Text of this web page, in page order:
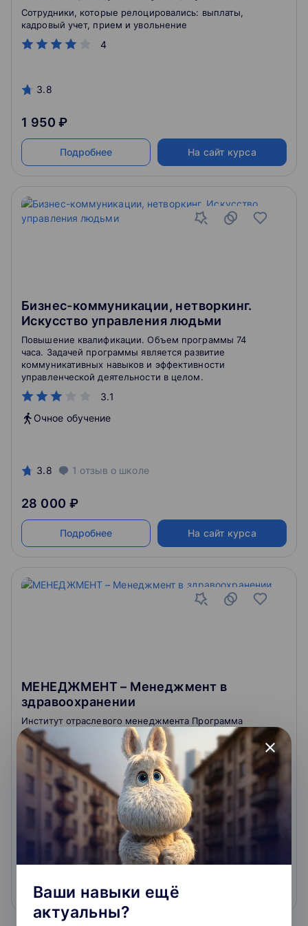
увольнение
4
Сотрудники, которые релоцировались: выплаты,
кадровый учет, прием и увольнение
3.8
1 950 ₽
Подробнее На сайт курса
Бизнес-коммуникации, нетворкинг.
Искусство управления людьми
3.1
Повышение квалификации. Объем программы 74
часа. Задачей программы является развитие
коммуникативных навыков и эффективности
управленческой деятельности в целом.
Очное обучение
3.8 1 отзыв о школе
28 000 ₽
Подробнее На сайт курса
МЕНЕДЖМЕНТ – Менеджмент в
здравоохранении
Институт отраслевого менеджмента Программа
профпереподготовки
Очное обучение
320 000 ₽
Подробнее
close
Ваши навыки ещё
актуальны?